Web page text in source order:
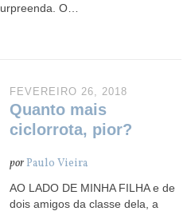
O…
FEVEREIRO 26, 2018
Quanto mais
ciclorrota, pior?
porPaulo Vieira
AO LADO DE MINHA FILHA e de
dois amigos da classe dela, a